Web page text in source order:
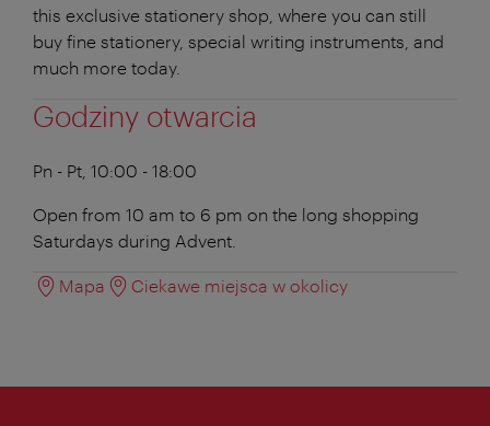
this exclusive stationery shop, where you can still
buy fine stationery, special writing instruments, and
much more today.
Godziny otwarcia
Pn - Pt, 10:00 - 18:00
Open from 10 am to 6 pm on the long shopping
Saturdays during Advent.
Mapa Ciekawe miejsca w okolicy